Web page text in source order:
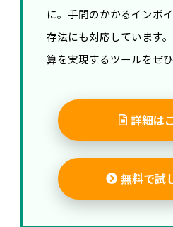
に。手間のかかるインボ
存法にも対応しています
算を実現するツールをぜ
詳細は
無料で試